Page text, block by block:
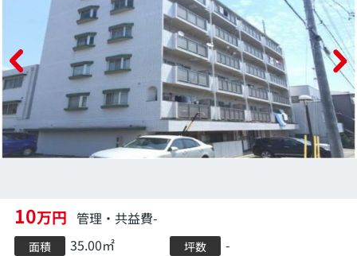
10万円 管理・共益費-
面積 35.00㎡ 坪数 -